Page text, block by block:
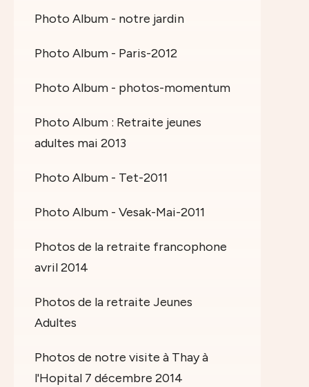
Photo Album - notre jardin
Photo Album - Paris-2012
Photo Album - photos-momentum
Photo Album : Retraite jeunes
adultes mai 2013
Photo Album - Tet-2011
Photo Album - Vesak-Mai-2011
Photos de la retraite francophone
avril 2014
Photos de la retraite Jeunes
Adultes
Photos de notre visite à Thay à
l'Hopital 7 décembre 2014